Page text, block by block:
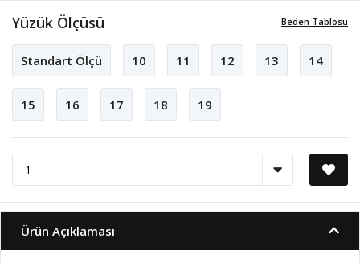
Beden Tablosu
Yüzük Ölçüsü
Standart Ölçü 10 11 12 13 14
15 16 17 18 19
Ürün Açıklaması